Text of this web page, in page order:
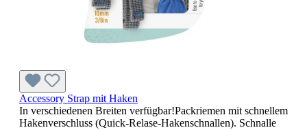
Accessory Strap mit Haken
In verschiedenen Breiten verfügbar!Packriemen mit schnellem
Hakenverschluss (Quick-Relase-Hakenschnallen). Schnalle